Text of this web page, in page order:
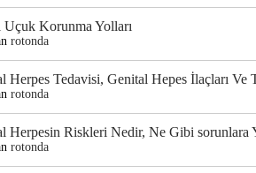
Uçuk Korunma Yolları
rotonda
Herpes Tedavisi, Genital Hepes İlaçları Ve
rotonda
Herpesin Riskleri Nedir, Ne Gibi sorunlara
rotonda